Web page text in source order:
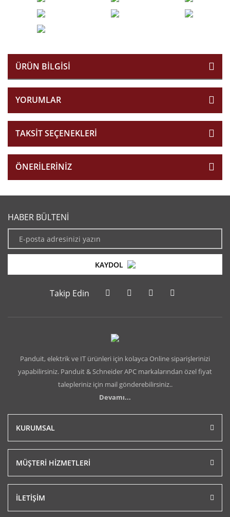
ÜRÜN BILGISI
YORUMLAR
TAKSIT SEÇENEKLERI
ÖNERILERINIZ
HABER BÜLTENİ
KAYDOL
Takip Edin
Panduit, elektrik ve IT ürünleri için kolayca Online siparişlerinizi
yapabilirsiniz. Panduit & Schneider APC markalarından özel fiyat
talepleriniz için mail gönderebilirsiniz..
Devamı...
KURUMSAL
MÜŞTERİ HİZMETLERİ
İLETİŞİM